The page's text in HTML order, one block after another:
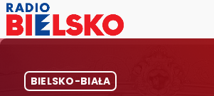
BIELSKO-BIAŁA